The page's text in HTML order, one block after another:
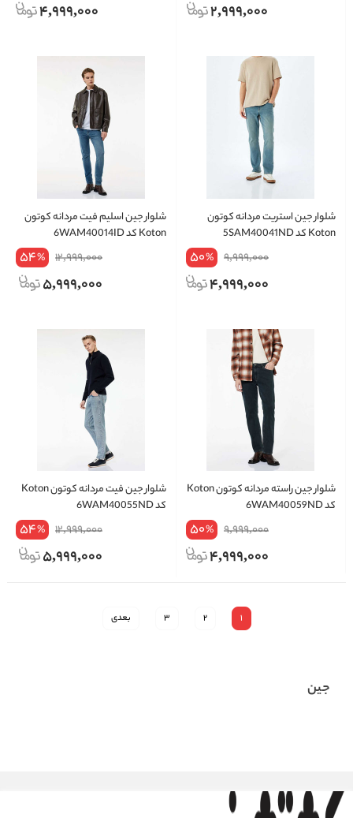
2,999,000
4,999,000
شلوار جین استریت مردانه کوتون
Koton کد 5SAM40041ND
9,999,000
50%
4,999,000
شلوار جین اسلیم فیت مردانه کوتون
Koton کد 6WAM40014ID
12,999,000
54%
5,999,000
شلوار جین راسته مردانه کوتون Koton
کد 6WAM40059ND
9,999,000
50%
4,999,000
شلوار جین فیت مردانه کوتون Koton
کد 6WAM40055ND
12,999,000
54%
5,999,000
1
2
3 بعدی
جین